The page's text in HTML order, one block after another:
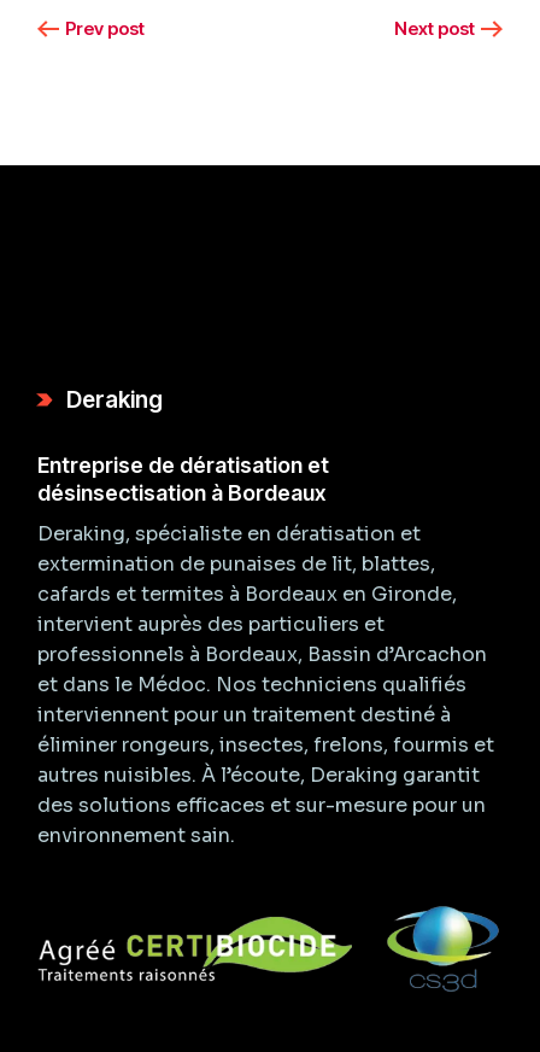
Prev post Next post
Deraking
Entreprise de dératisation et
désinsectisation à Bordeaux
Deraking, spécialiste en dératisation et
extermination de punaises de lit, blattes,
cafards et termites à Bordeaux en Gironde,
intervient auprès des particuliers et
professionnels à Bordeaux, Bassin d’Arcachon
et dans le Médoc. Nos techniciens qualifiés
interviennent pour un traitement destiné à
éliminer rongeurs, insectes, frelons, fourmis et
autres nuisibles. À l’écoute, Deraking garantit
des solutions efficaces et sur-mesure pour un
environnement sain.